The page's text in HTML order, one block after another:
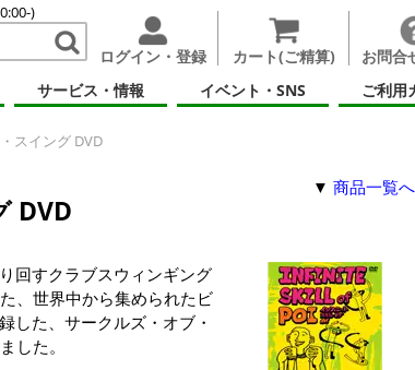
)
ログイン・登録 カート(ご精算)
お問合
サービス・情報 イベント・SNS ご利用
スイング DVD
DVD
▼ 商品一覧へ
回すクラブスウィンギング
、世界中から集められたビ
した、サークルズ・オブ・
した。